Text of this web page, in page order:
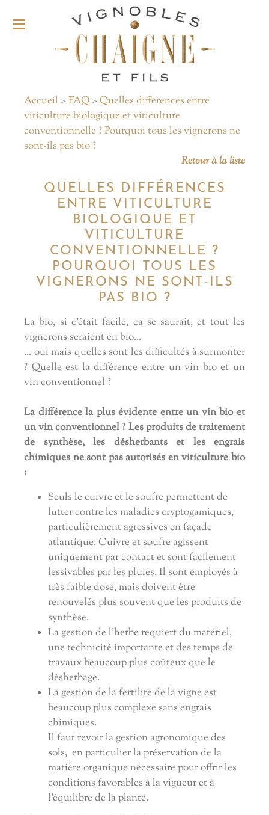
Accueil > FAQ> Quelles différences entre
viticulture biologique et viticulture
conventionnelle ? Pourquoi tous les vignerons ne
sont-ils pas bio ?
Retour à la liste
QUELLES DIFFÉRENCES
ENTRE VITICULTURE
BIOLOGIQUE ET
VITICULTURE
CONVENTIONNELLE ?
POURQUOI TOUS LES
VIGNERONS NE SONT-ILS
PAS BIO ?
La bio, si c'était facile, ça se saurait, et tout les
vignerons seraient en bio...
... oui mais quelles sont les difficultés à surmonter
? Quelle est la différence entre un vin bio et un
vin conventionnel ?
La différence la plus évidente entre un vin bio et
un vin conventionnel ? Les produits de traitement
de synthèse, les désherbants et les engrais
chimiques ne sont pas autorisés en viticulture bio
:
Seuls le cuivre et le soufre permettent de
lutter contre les maladies cryptogamiques,
particulièrement agressives en façade
atlantique. Cuivre et soufre agissent
uniquement par contact et sont facilement
lessivables par les pluies. Il sont employés à
très faible dose, mais doivent être
renouvelés plus souvent que les produits de
synthèse.
La gestion de l'herbe requiert du matériel,
une technicité importante et des temps de
travaux beaucoup plus coûteux que le
désherbage.
La gestion de la fertilité de la vigne est
beaucoup plus complexe sans engrais
chimiques.
Il faut revoir la gestion agronomique des
sols, en particulier la préservation de la
matière organique nécessaire pour offrir les
conditions favorables à la vigueur et à
l'équilibre de la plante.